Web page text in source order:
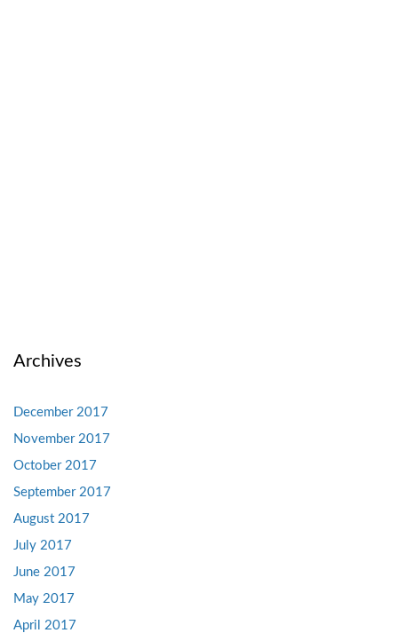
Archives
December 2017
November 2017
October 2017
September 2017
August 2017
July 2017
June 2017
May 2017
April 2017